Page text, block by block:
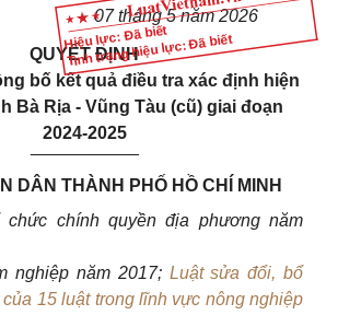
Hiệu lực: Đã biết
Tình trạng hiệu lực: Đã biết
07 tháng 5 năm 2026
QUYẾT ĐỊNH
bố kết quả điều tra xác định hiện
Bà Rịa - Vũng Tàu (cũ) giai đoạn
2024-2025
DÂN THÀNH PHỐ HỒ CHÍ MINH
chính quyền địa phương năm
nghiệp năm 2017;Luật sửa đổi, bổ
15 luật trong lĩnh vực nông nghiệp